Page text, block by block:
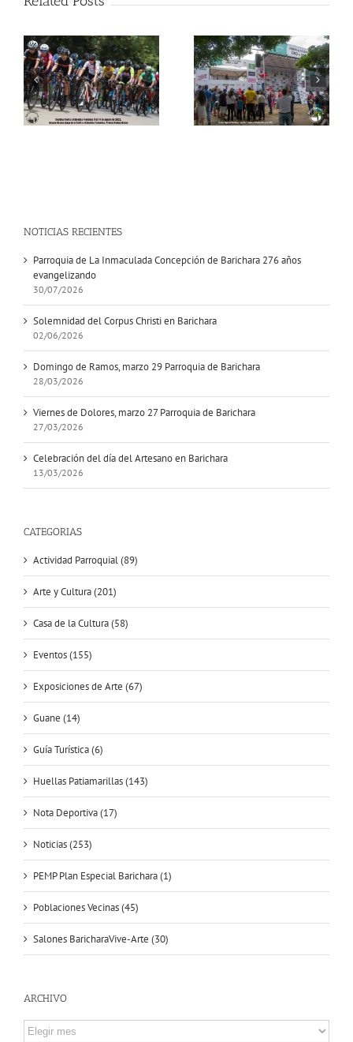
Vuelta Colombia en
Bicicleta llega este
martes Barichara
1er. Ciclopaseo
Patiamarillo en
Barichara
NOTICIAS RECIENTES
Parroquia de La Inmaculada Concepción de Barichara 276 años
evangelizando
30/07/2026
Solemnidad del Corpus Christi en Barichara
02/06/2026
Domingo de Ramos, marzo 29 Parroquia de Barichara
28/03/2026
Viernes de Dolores, marzo 27 Parroquia de Barichara
27/03/2026
Celebración del día del Artesano en Barichara
13/03/2026
CATEGORIAS
Actividad Parroquial (89)
Arte y Cultura (201)
Casa de la Cultura (58)
Eventos (155)
Exposiciones de Arte (67)
Guane (14)
Guía Turística (6)
Huellas Patiamarillas (143)
Nota Deportiva (17)
Noticias (253)
PEMP Plan Especial Barichara (1)
Poblaciones Vecinas (45)
Salones BaricharaVive-Arte (30)
ARCHIVO
ARCHIVO